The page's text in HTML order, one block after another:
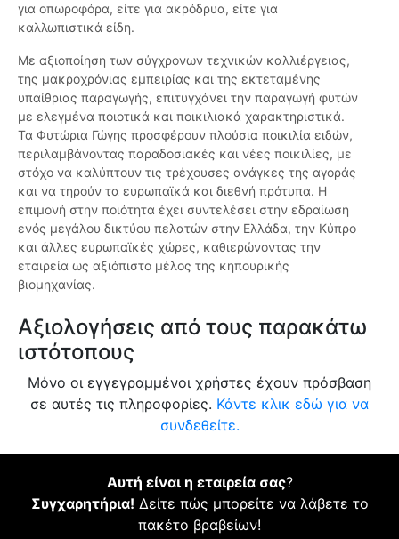
για οπωροφόρα, είτε για ακρόδρυα, είτε για
καλλωπιστικά είδη.
Με αξιοποίηση των σύγχρονων τεχνικών καλλιέργειας,
της μακροχρόνιας εμπειρίας και της εκτεταμένης
υπαίθριας παραγωγής, επιτυγχάνει την παραγωγή φυτών
με ελεγμένα ποιοτικά και ποικιλιακά χαρακτηριστικά.
Τα Φυτώρια Γώγης προσφέρουν πλούσια ποικιλία ειδών,
περιλαμβάνοντας παραδοσιακές και νέες ποικιλίες, με
στόχο να καλύπτουν τις τρέχουσες ανάγκες της αγοράς
και να τηρούν τα ευρωπαϊκά και διεθνή πρότυπα. Η
επιμονή στην ποιότητα έχει συντελέσει στην εδραίωση
ενός μεγάλου δικτύου πελατών στην Ελλάδα, την Κύπρο
και άλλες ευρωπαϊκές χώρες, καθιερώνοντας την
εταιρεία ως αξιόπιστο μέλος της κηπουρικής
βιομηχανίας.
Αξιολογήσεις από τους παρακάτω
ιστότοπους
Μόνο οι εγγεγραμμένοι χρήστες έχουν πρόσβαση
σε αυτές τις πληροφορίες. Κάντε κλικ εδώ για να
συνδεθείτε.
Αυτή είναι η εταιρεία σας?
Συγχαρητήρια! Δείτε πώς μπορείτε να λάβετε το
πακέτο βραβείων!